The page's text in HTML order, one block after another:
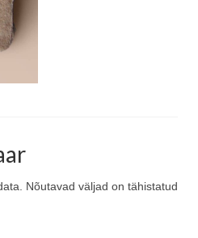
Nõutavad väljad on tähistatud